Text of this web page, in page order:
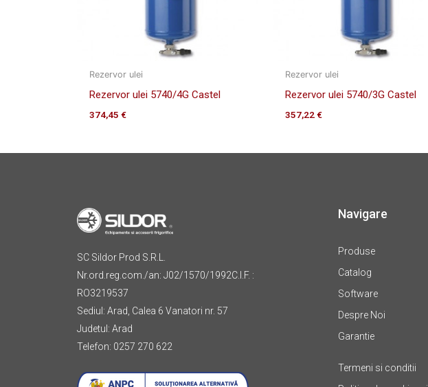
Rezervor ulei
Rezervor ulei 5740/4G Castel
374,45 €
Rezervor ulei
Rezervor ulei 5740/3G Castel
357,22€
SC Sildor Prod S.R.L.
Nr.ord.reg.com./an: J02/1570/1992C.I.F. :
RO3219537
Sediul: Arad, Calea 6 Vanatori nr. 57
Judetul: Arad
Telefon: 0257 270 622
Navigare
Produse
Catalog
Software
Despre Noi
Garantie
Termeni si conditii